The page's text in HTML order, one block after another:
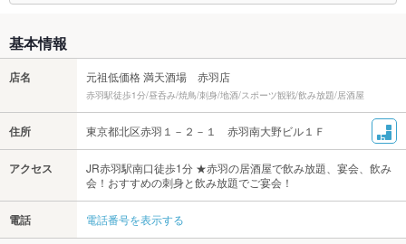
基本情報
店名 元祖低価格 満天酒場 赤羽店
赤羽駅徒歩1分/昼呑み/焼鳥/刺身/地酒/スポーツ観戦/飲み放題/居酒屋
住所 東京都北区赤羽１－２－１ 赤羽南大野ビル１Ｆ
アクセス
JR赤羽駅南口徒歩1分 ★赤羽の居酒屋で飲み放題、宴会、飲み
会！おすすめの刺身と飲み放題でご宴会！
電話 電話番号を表示する